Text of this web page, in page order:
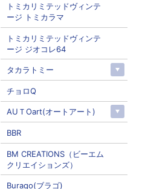
トミカリミテッドヴィンテ
ージ トミカラマ
トミカリミテッドヴィンテ
ージ ジオコレ64
タカラトミー
チョロQ
AUＴOart(オートアート)
BBR
BM CREATIONS（ビーエム
クリエイションズ）
Burago(ブラゴ)